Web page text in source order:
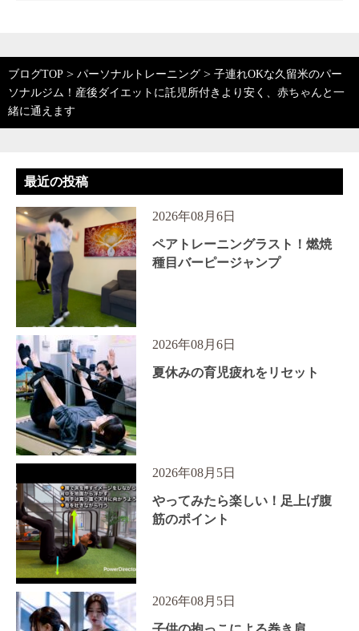
ブログTOP > パーソナルトレーニング > 子連れOKな久留米のパー
ソナルジム！産後ダイエットに託児所付きより安く、赤ちゃんと一
緒に通えます
最近の投稿
2026年08月6日
ペアトレーニングラスト！燃焼
種目バーピージャンプ
2026年08月6日
夏休みの育児疲れをリセット
2026年08月5日
やってみたら楽しい！足上げ腹
筋のポイント
2026年08月5日